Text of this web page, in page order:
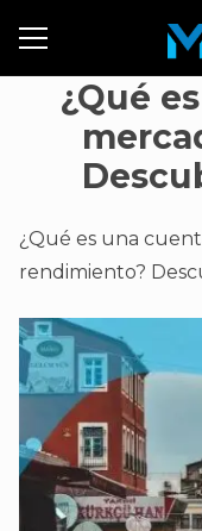
¿Qué
¿Qué es una
rendimiento?